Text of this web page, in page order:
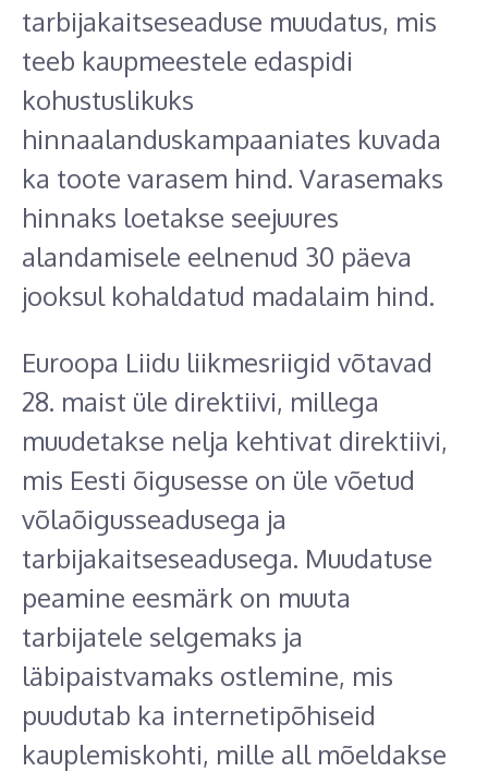
tarbijakaitseseaduse muudatus, mis
teeb kaupmeestele edaspidi
kohustuslikuks
hinnaalanduskampaaniates kuvada
ka toote varasem hind. Varasemaks
hinnaks loetakse seejuures
alandamisele eelnenud 30 päeva
jooksul kohaldatud madalaim hind.
Euroopa Liidu liikmesriigid võtavad
28. maist üle direktiivi, millega
muudetakse nelja kehtivat direktiivi,
mis Eesti õigusesse on üle võetud
võlaõigusseadusega ja
tarbijakaitseseadusega. Muudatuse
peamine eesmärk on muuta
tarbijatele selgemaks ja
läbipaistvamaks ostlemine, mis
puudutab ka internetipõhiseid
kauplemiskohti, mille all mõeldakse